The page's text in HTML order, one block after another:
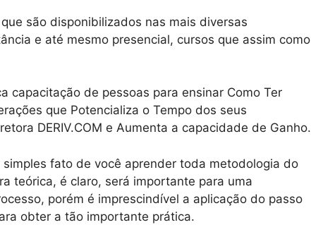
são disponibilizados nas mais diversas
e até mesmo presencial, cursos que assim como
capacitação de pessoas para ensinar Como Ter
que Potencializa o Tempo dos seus
DERIV.COM e Aumenta a capacidade de Ganho.
fato de você aprender toda metodologia do
teórica, é claro, será importante para uma
porém é imprescindível a aplicação do passo
obter a tão importante prática.